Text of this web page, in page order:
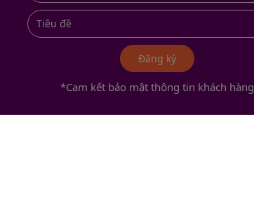
Đăng ký
*Cam kết bảo mật thông tin khách hàng